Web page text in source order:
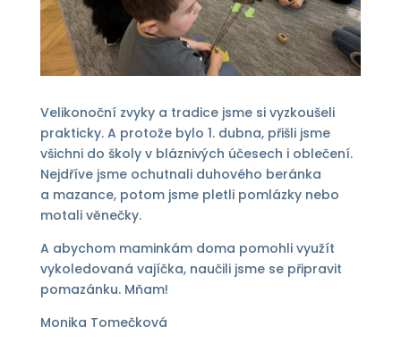
Velikonoční zvyky a tradice jsme si vyzkoušeli
prakticky. A protože bylo 1. dubna, přišli jsme
všichni do školy v bláznivých účesech i oblečení.
Nejdříve jsme ochutnali duhového beránka
a mazance, potom jsme pletli pomlázky nebo
motali věnečky.
A abychom maminkám doma pomohli využít
vykoledovaná vajíčka, naučili jsme se připravit
pomazánku. Mňam!
Monika Tomečková